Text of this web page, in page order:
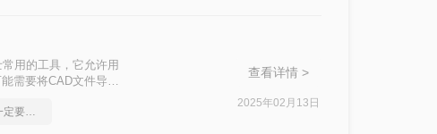
用的工具，它允许用
需要将CAD文件导出
cad如何转成图片，一定要看看
查看详情 >
2025年02月13日